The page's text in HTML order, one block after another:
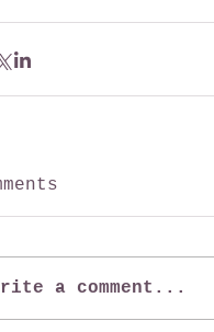
a comment...